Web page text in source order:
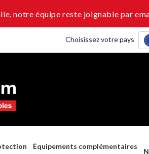
notre équipe reste joignable par
Choisissez votre pays
Équipements complémentaires